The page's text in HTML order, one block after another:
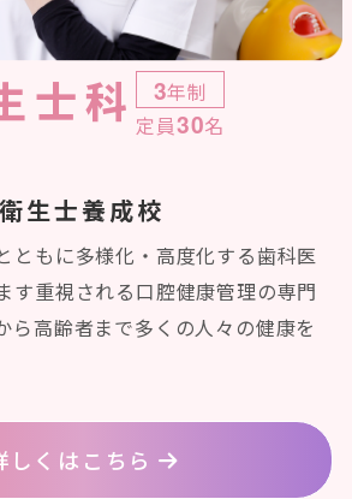
士科 3年制
定員30名
生士養成校
ともに多様化・高度化する歯科医
す重視される口腔健康管理の専門
ら高齢者まで多くの人々の健康を
しくはこちら